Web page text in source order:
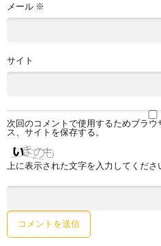
メール ※
サイト
次回のコメントで使用するためブラ
ス、サイトを保存する。
上に表示された文字を入力してくださ